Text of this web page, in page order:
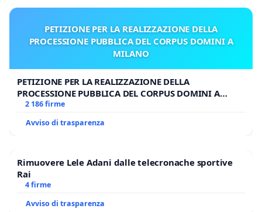
PETIZIONE PER LA REALIZZAZIONE DELLA
PROCESSIONE PUBBLICA DEL CORPUS DOMINI A
MILANO
PETIZIONE PER LA REALIZZAZIONE DELLA
PROCESSIONE PUBBLICA DEL CORPUS DOMINI A
MILANO
2 186 firme
Avviso di trasparenza
Rimuovere Lele Adani dalle telecronache sportive
Rai
4 firme
Avviso di trasparenza